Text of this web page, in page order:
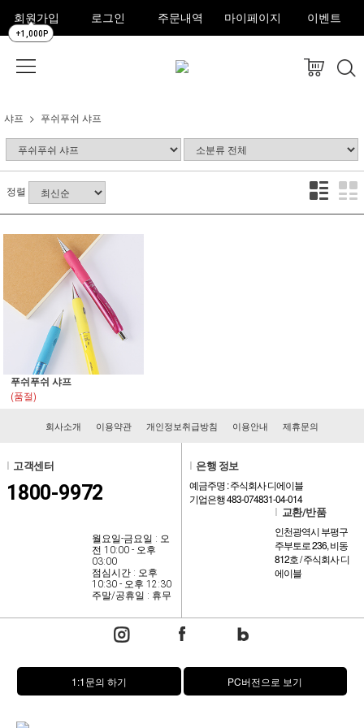
회원가입
+1,000P
로그인 주문내역 마이페이지 이벤트
샤프 푸쉬푸쉬 샤프
정렬
푸쉬푸쉬 샤프
(품절)
회사소개 이용약관 개인정보취급방침 이용안내 제휴문의
고객센터
1800-9972
월요일-금요일 : 오
전 10:00 - 오후
03:00
점심시간 : 오후
10:30 - 오후 12:30
주말/공휴일 : 휴무
은행 정보
예금주명 : 주식회사 디에이블
기업은행 483-074831-04-014
교환/반품
인천광역시 부평구
주부토로 236, 비동
812호 / 주식회사 디
에이블
1:1문의 하기 PC버전으로 보기